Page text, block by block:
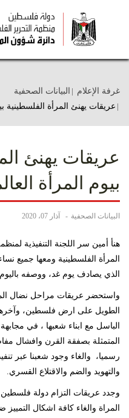
غرفة الإعلام البيانات الصحفية
عريقات يهنئ المرأة الفلسطينية
عريقات يهنئ
بيوم المرأة
البيانات الصحفية آذار 07، 2020
هنأ أمين سر اللجنة التنفيذية
المرأة الفلسطينية ومعها جميع
الذي يصادف يوم غد، ووصفه باليوم
واستحضر عريقات مراحل نضال
الطويل على ارض فلسطين،
الباسل مع ابناء شعبها ، في مجابهة
المتمثلة بصفقة القرن وافشال
رسميا، والغاء وجود شعبنا عبر
والتهويد والضم والاقتلاع القسري.
وجدد عريقات التزام دولة فلسطين
المراة والغاء كافة اشكال